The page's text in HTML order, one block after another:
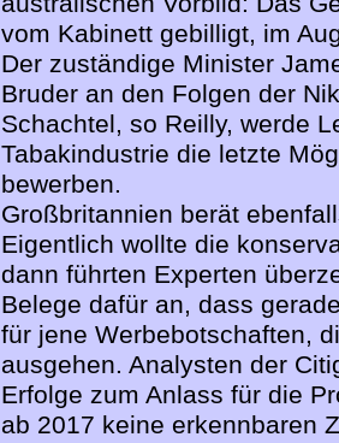
vom Kabinett gebilligt, im
Der zuständige Minister
Bruder an den Folgen der
Schachtel, so Reilly, werde
Tabakindustrie die letzte
bewerben.
Großbritannien berät
Eigentlich wollte die
dann führten Experten
Belege dafür an, dass
für jene Werbebotschaften,
ausgehen. Analysten der
Erfolge zum Anlass für die
ab 2017 keine erkennbaren